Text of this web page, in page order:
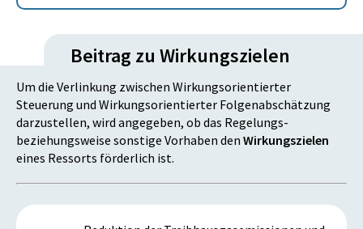
Beitrag zu Wirkungszielen
Um die Verlinkung zwischen Wirkungsorientierter
Steuerung und Wirkungsorientierter Folgenabschätzung
darzustellen, wird angegeben, ob das Regelungs-
beziehungsweise sonstige Vorhaben den Wirkungszielen
eines Ressorts förderlich ist.